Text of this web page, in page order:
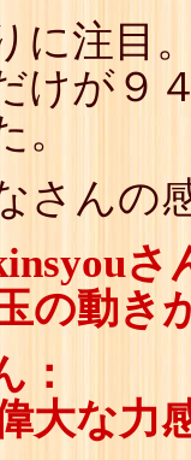
に注目
けが９
。
さんの
さ
の動き
：
大な力